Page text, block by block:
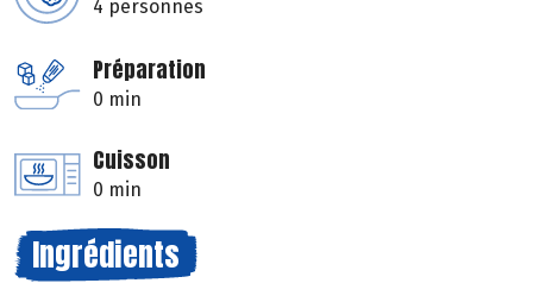
4 personnes
Préparation
0 min
Cuisson
0 min
Ingrédients